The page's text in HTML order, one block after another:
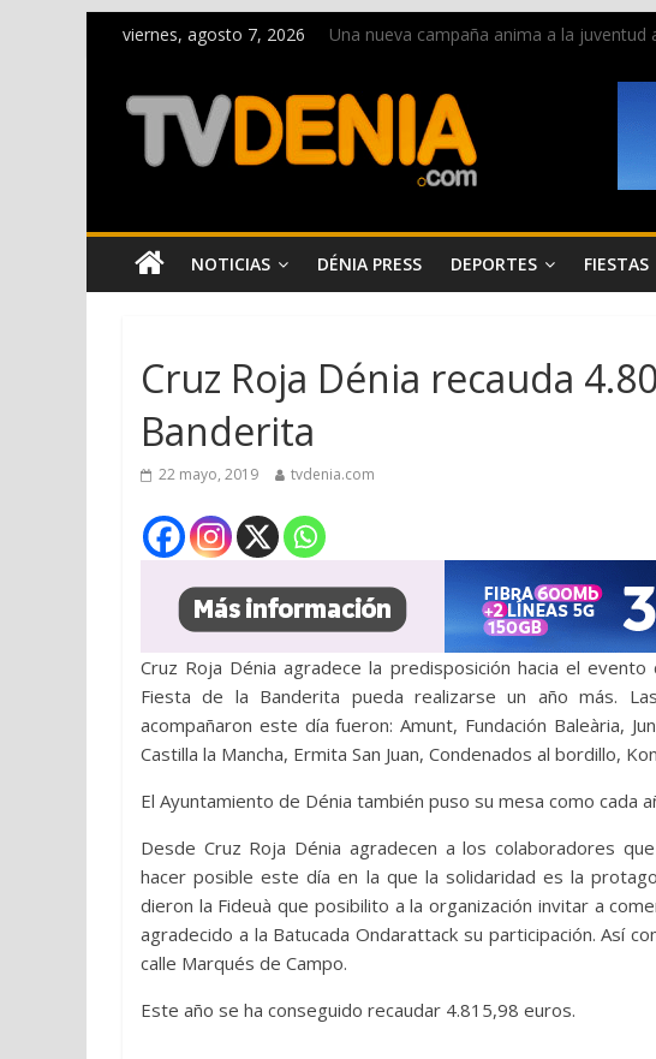
viernes, agosto 7, 2026
Una nueva campaña anima a la
La Entraeta Festera llena de ambiente
El XII Festival de Jazz de Dénia reunirá
Los Moros y Cristianos 2026 reciben las
NOTICIAS DÉNIA PRESS DEPORTES FIESTAS
Cruz Roja Dénia recauda
Banderita
22 mayo, 2019 tvdenia.com
Cruz Roja Dénia agradece la predisposición hacia el
Fiesta de la Banderita pueda realizarse un año más.
acompañaron este día fueron: Amunt, Fundación Baleària,
Castilla la Mancha, Ermita San Juan, Condenados al bordillo,
El Ayuntamiento de Dénia también puso su mesa como cada
Desde Cruz Roja Dénia agradecen a los colaboradores
hacer posible este día en la que la solidaridad es la
dieron la Fideuà que posibilito a la organización invitar a
agradecido a la Batucada Ondarattack su participación. Así
calle Marqués de Campo.
Este año se ha conseguido recaudar 4.815,98 euros.